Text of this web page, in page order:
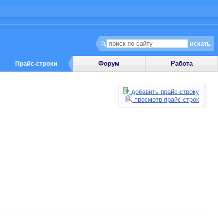
Прайс-строки Форум Работа
добавить прайс-строку
просмотр прайс-строк